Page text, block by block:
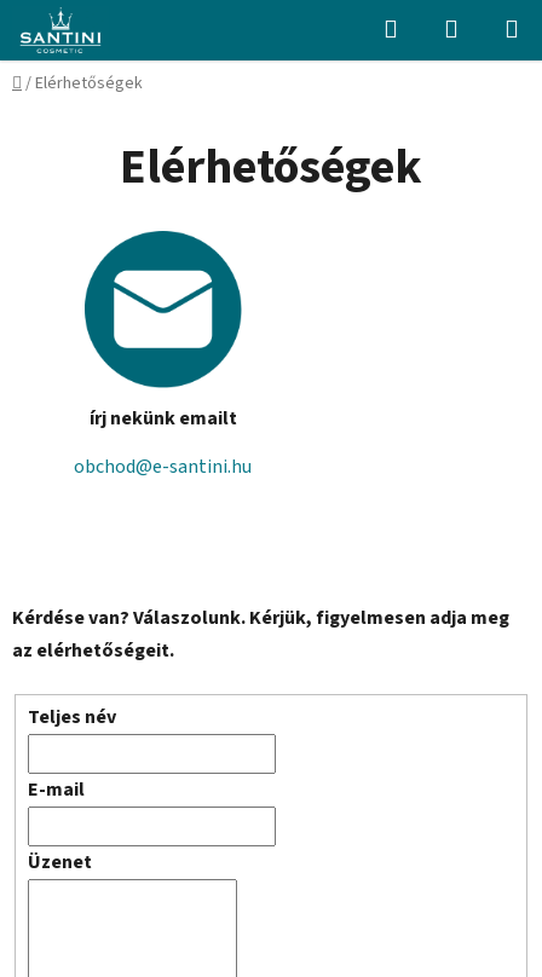
fő
tartalomhoz
Keresés KOSÁR
Kezdőlap
/Elérhetőségek
Elérhetőségek
írj nekünk emailt
obchod@e-santini.hu
Kérdése van? Válaszolunk. Kérjük, figyelmesen adja meg
az elérhetőségeit.
Teljes név
E-mail
Üzenet